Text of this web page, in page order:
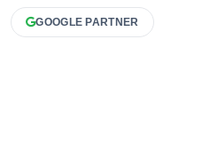
GOOGLE PARTNER